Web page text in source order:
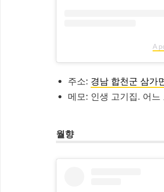
A
주소: 경남 합천군 삼가
메모: 인생 고기집. 어
월향